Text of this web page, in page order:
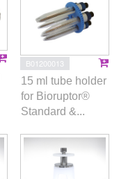
B01200013
15 ml tube holder
for Bioruptor®
Standard &...